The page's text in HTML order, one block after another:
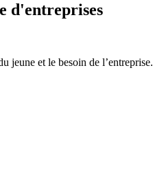
d'entreprises
jeune et le besoin de l’entreprise.